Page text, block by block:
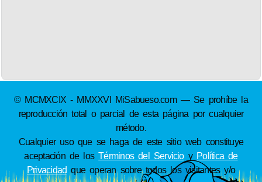
© MCMXCIX - MMXXVI MiSabueso.com — Se prohíbe la
reproducción total o parcial de esta página por cualquier
método.
Cualquier uso que se haga de este sitio web constituye
aceptación de losTérminos del Servicioy Política de
Privacidad que operan sobre todos los visitantes y/o